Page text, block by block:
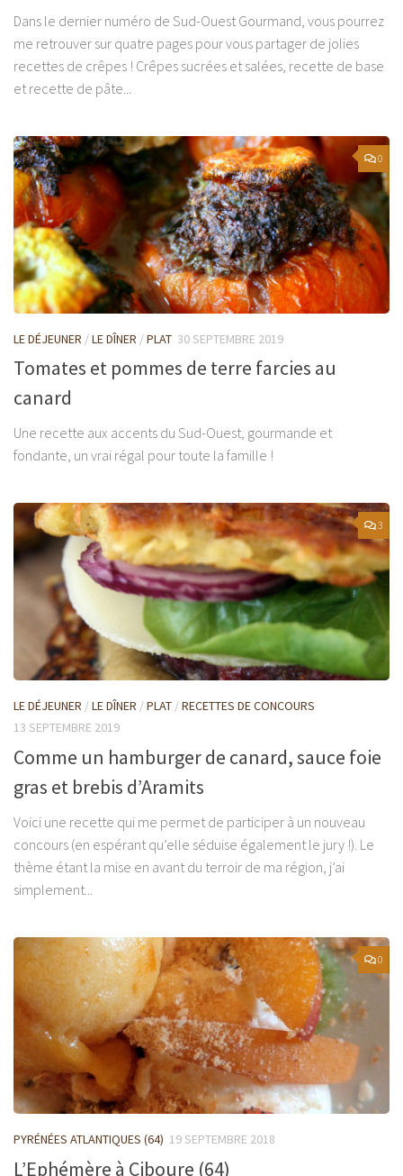
Dans le dernier numéro de Sud-Ouest Gourmand, vous pourrez
me retrouver sur quatre pages pour vous partager de jolies
recettes de crêpes ! Crêpes sucrées et salées, recette de base
et recette de pâte...
0
LE DÉJEUNER /LE DÎNER /PLAT 30 SEPTEMBRE 2019
Tomates et pommes de terre farcies au
canard
Une recette aux accents du Sud-Ouest, gourmande et
fondante, un vrai régal pour toute la famille !
3
LE DÉJEUNER /LE DÎNER /PLAT /RECETTES DE CONCOURS
13 SEPTEMBRE 2019
Comme un hamburger de canard, sauce foie
gras et brebis d’Aramits
Voici une recette qui me permet de participer à un nouveau
concours (en espérant qu’elle séduise également le jury !). Le
thème étant la mise en avant du terroir de ma région, j’ai
simplement...
0
PYRÉNÉES ATLANTIQUES (64) 19 SEPTEMBRE 2018
L’Ephémère à Ciboure (64)